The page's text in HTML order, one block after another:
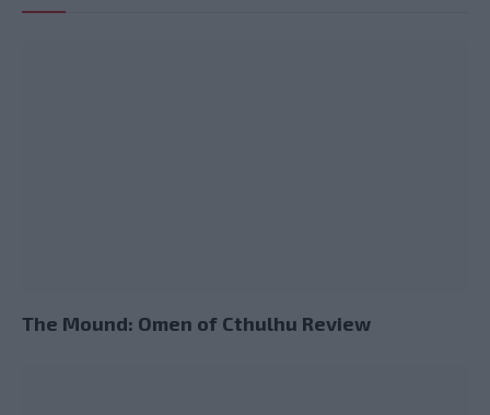
The Mound: Omen of Cthulhu Review